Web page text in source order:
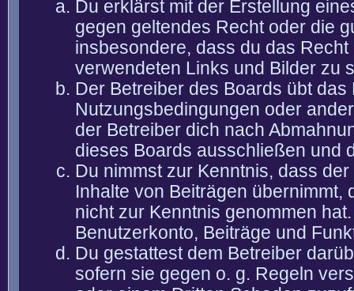
Du erklärst mit der Erstellung
gegen geltendes Recht oder die
insbesondere, dass du das
verwendeten Links und Bilder zu
Der Betreiber des Boards übt
Nutzungsbedingungen oder
der Betreiber dich nach
dieses Boards ausschließen und
Du nimmst zur Kenntnis, dass
Inhalte von Beiträgen übernimmt,
nicht zur Kenntnis genommen
Benutzerkonto, Beiträge und
Du gestattest dem Betreiber
sofern sie gegen o. g. Regeln